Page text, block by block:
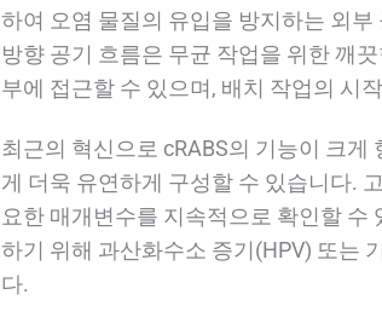
하여 오염 물질의 유입을 방지하는 외
방향 공기 흐름은 무균 작업을 위한 깨
부에 접근할 수 있으며, 배치 작업의 시
최근의 혁신으로 cRABS의 기능이 크
게 더욱 유연하게 구성할 수 있습니다.
요한 매개변수를 지속적으로 확인할 수
하기 위해 과산화수소 증기(HPV) 또는
다.